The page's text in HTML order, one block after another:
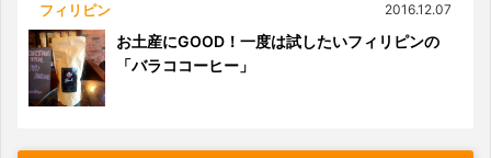
フィリピン 2016.12.07
お土産にGOOD！一度は試したいフィリピンの
「バラココーヒー」